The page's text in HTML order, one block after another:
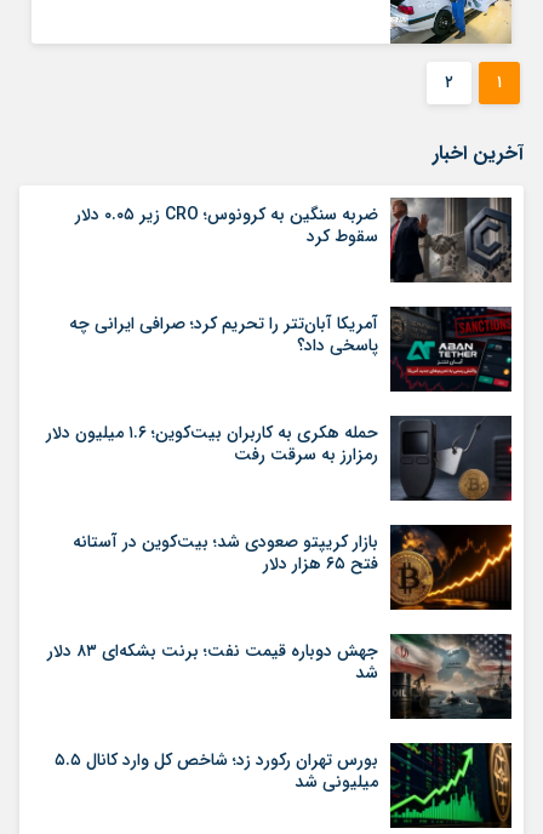
۱ ۲
آخرین اخبار
ضربه سنگین به کرونوس؛ CRO زیر ۰.۰۵ دلار
سقوط کرد
آمریکا آبان‌تتر را تحریم کرد؛ صرافی ایرانی چه
پاسخی داد؟
حمله هکری به کاربران بیت‌کوین؛ ۱.۶ میلیون دلار
رمزارز به سرقت رفت
بازار کریپتو صعودی شد؛ بیت‌کوین در آستانه
فتح ۶۵ هزار دلار
جهش دوباره قیمت نفت؛ برنت بشکه‌ای ۸۳ دلار
شد
بورس تهران رکورد زد؛ شاخص کل وارد کانال ۵.۵
میلیونی شد